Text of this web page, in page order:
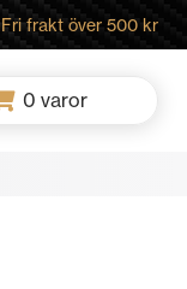
Fri frakt över 500 kr
0 varor